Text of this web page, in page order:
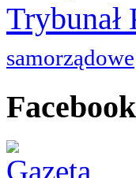
samorządowe
Facebook